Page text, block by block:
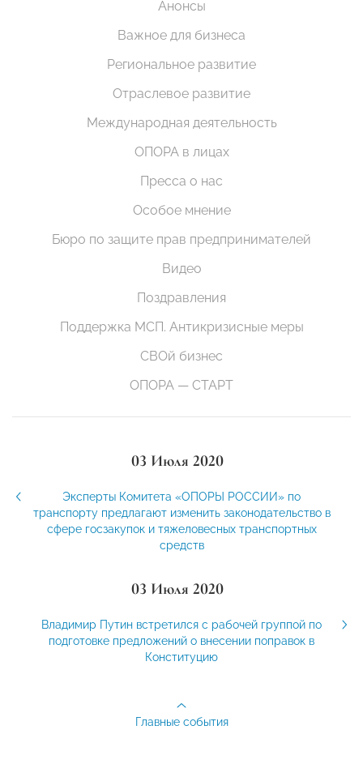
Анонсы
Важное для бизнеса
Региональное развитие
Отраслевое развитие
Международная деятельность
ОПОРА в лицах
Пресса о нас
Особое мнение
Бюро по защите прав предпринимателей
Видео
Поздравления
Поддержка МСП. Антикризисные меры
СВОй бизнес
ОПОРА — СТАРТ
03 Июля 2020
Эксперты Комитета «ОПОРЫ РОССИИ» по
транспорту предлагают изменить законодательство в
сфере госзакупок и тяжеловесных транспортных
средств
03 Июля 2020
Владимир Путин встретился с рабочей группой по
подготовке предложений о внесении поправок в
Конституцию
Главные события